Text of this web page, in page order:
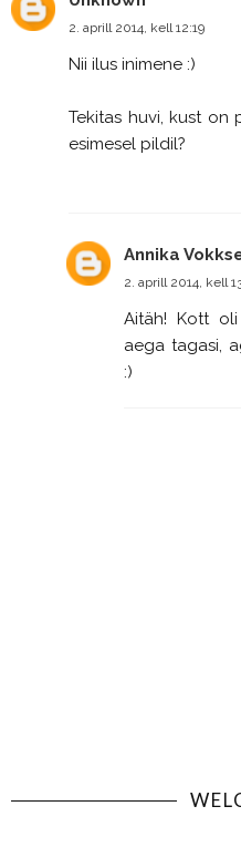
2. aprill 2014, kell 12:19
Nii ilus inimene :)
Tekitas huvi, kust on
esimesel pildil?
Annika
2. aprill 2014, kell
Aitäh! Kott
aega tagasi,
:)